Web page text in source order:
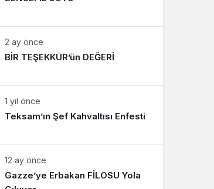
2 ay önce
BİR TEŞEKKÜR’ün DEĞERİ
1 yıl önce
Teksam’ın Şef Kahvaltısı Enfesti
12 ay önce
Gazze’ye Erbakan FİLOSU Yola